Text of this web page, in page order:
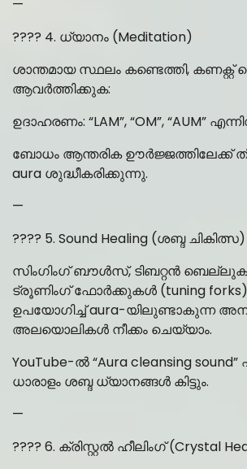
—
???? 4. ധ്യാനം (Meditation)
ശാന്തമായ സ്ഥലം കണ്ടെത്തി, കണക്റ്റ്
ആവർത്തിക്കുക:
ഉദാഹരണം: “LAM”, “OM”, “AUM”
ബോധം ആന്തരിക ഊർജ്ജത്തിലേക്ക്
aura ശുദ്ധീകരിക്കുന്നു.
—
???? 5. Sound Healing (ശബ്ദ ചികിത്സ)
സിംഗിംഗ് ബൗൾസ്, ടിബറ്റൻ
ട്രൂണിംഗ് ഫോർക്കുകൾ (tuning
ഉപയോഗിച്ച് aura-യിലുണ്ടാകുന്ന
അലയൊലികൾ നീക്കം ചെയ്യാം.
YouTube-ൽ “Aura cleansing
ധാരാളം ശബ്ദ ധ്യാനങ്ങൾ കിട്ടും.
—
???? 6. ക്രിസ്റ്റൽ ഹീലിംഗ് (Crystal